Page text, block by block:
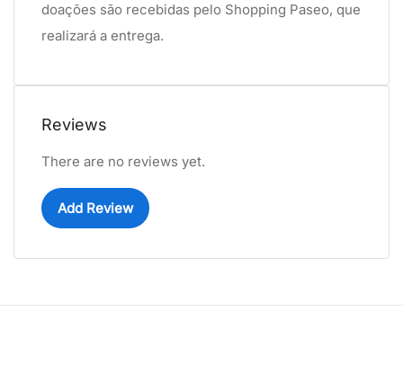
doações são recebidas pelo Shopping Paseo, que
realizará a entrega.
Reviews
There are no reviews yet.
Add Review